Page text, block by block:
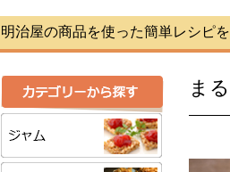
明治屋の商品を使った簡単レシピ
ま